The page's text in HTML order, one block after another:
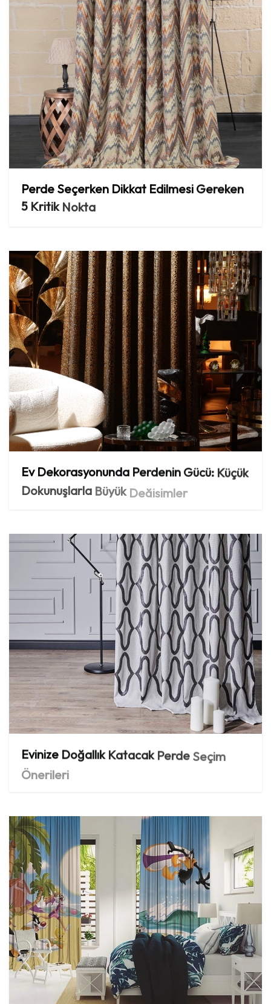
Perde Seçerken Dikkat Edilmesi Gereken
5 Kritik Nokta
Ev Dekorasyonunda Perdenin Gücü: Küçük
Dokunuşlarla Büyük Değişimler
Evinize Doğallık Katacak Perde Seçim
Önerileri